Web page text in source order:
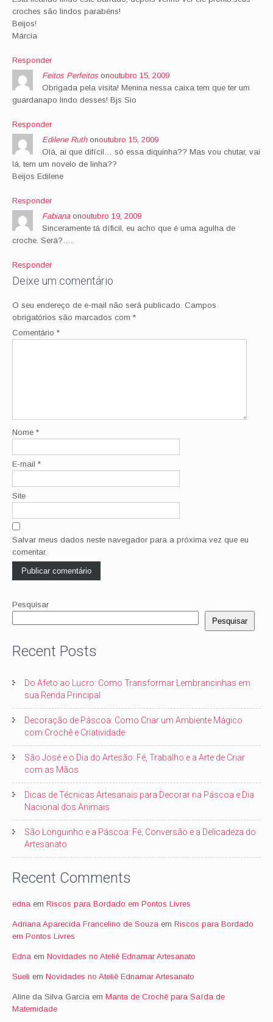
croches são lindos parabéns!
Beijos!
Márcia
Responder
Feitos Perfeitosonoutubro 15, 2009
Obrigada pela visita! Menina nessa caixa tem que ter um
guardanapo lindo desses! Bjs Sio
Responder
Edilene Ruthonoutubro 15, 2009
Olá, ai que difícil… só essa diquinha?? Mas vou chutar, vai
lá, tem um novelo de linha??
Beijos Edilene
Responder
Fabianaonoutubro 19, 2009
Sinceramente tá díficil, eu acho que é uma agulha de
croche. Será?…..
Responder
Deixe um comentário
O seu endereço de e-mail não será publicado. Campos
obrigatórios são marcados com *
Comentário *
Nome *
E-mail *
Site
Salvar meus dados neste navegador para a próxima vez que eu
comentar.
Pesquisar
Pesquisar
Recent Posts
Do Afeto ao Lucro: Como Transformar Lembrancinhas em
sua Renda Principal
Decoração de Páscoa: Como Criar um Ambiente Mágico
com Crochê e Criatividade
São José e o Dia do Artesão: Fé, Trabalho e a Arte de Criar
com as Mãos
Dicas de Técnicas Artesanais para Decorar na Páscoa e Dia
Nacional dos Animais
São Longuinho e a Páscoa: Fé, Conversão e a Delicadeza do
Artesanato
Recent Comments
edna em Riscos para Bordado em Pontos Livres
Adriana Aparecida Francelino de Souza em Riscos para Bordado
em Pontos Livres
Edna em Novidades no Ateliê Ednamar Artesanato
Sueli em Novidades no Ateliê Ednamar Artesanato
Aline da Silva Garcia em Manta de Crochê para Saída de
Maternidade